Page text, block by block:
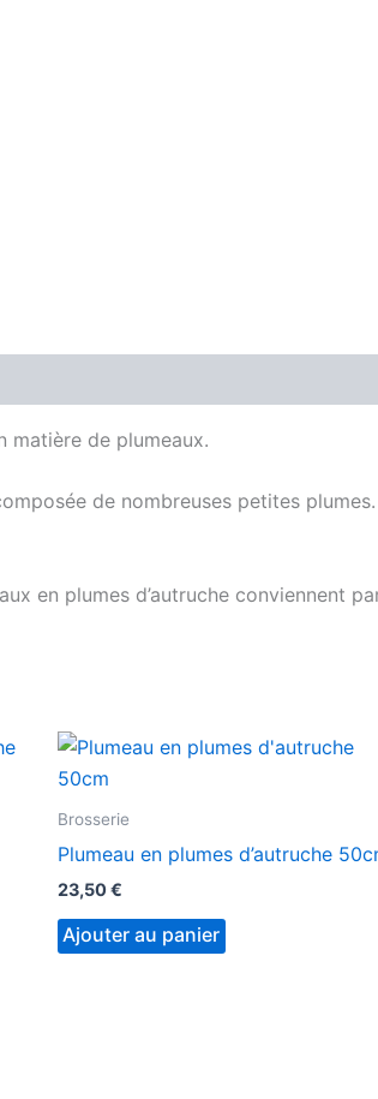
matière de plumeaux.
de nombreuses petites
en plumes d’autruche conviennent
Brosserie
Plumeau en plumes d’autruche
23,50€
Ajouter au panier